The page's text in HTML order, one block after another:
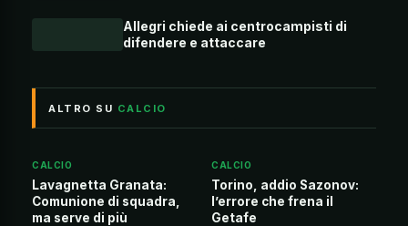
Allegri chiede ai centrocampisti di
difendere e attaccare
ALTRO SU CALCIO
CALCIO
Lavagnetta Granata:
Comunione di squadra,
ma serve di più
CALCIO
Torino, addio Sazonov:
l’errore che frena il
Getafe